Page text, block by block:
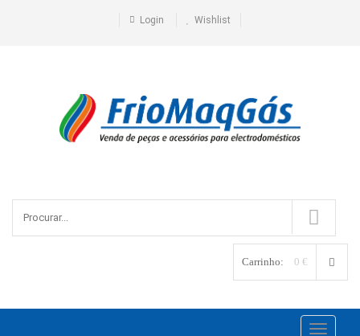
Login Wishlist
Carrinho: 0 €
Toggle